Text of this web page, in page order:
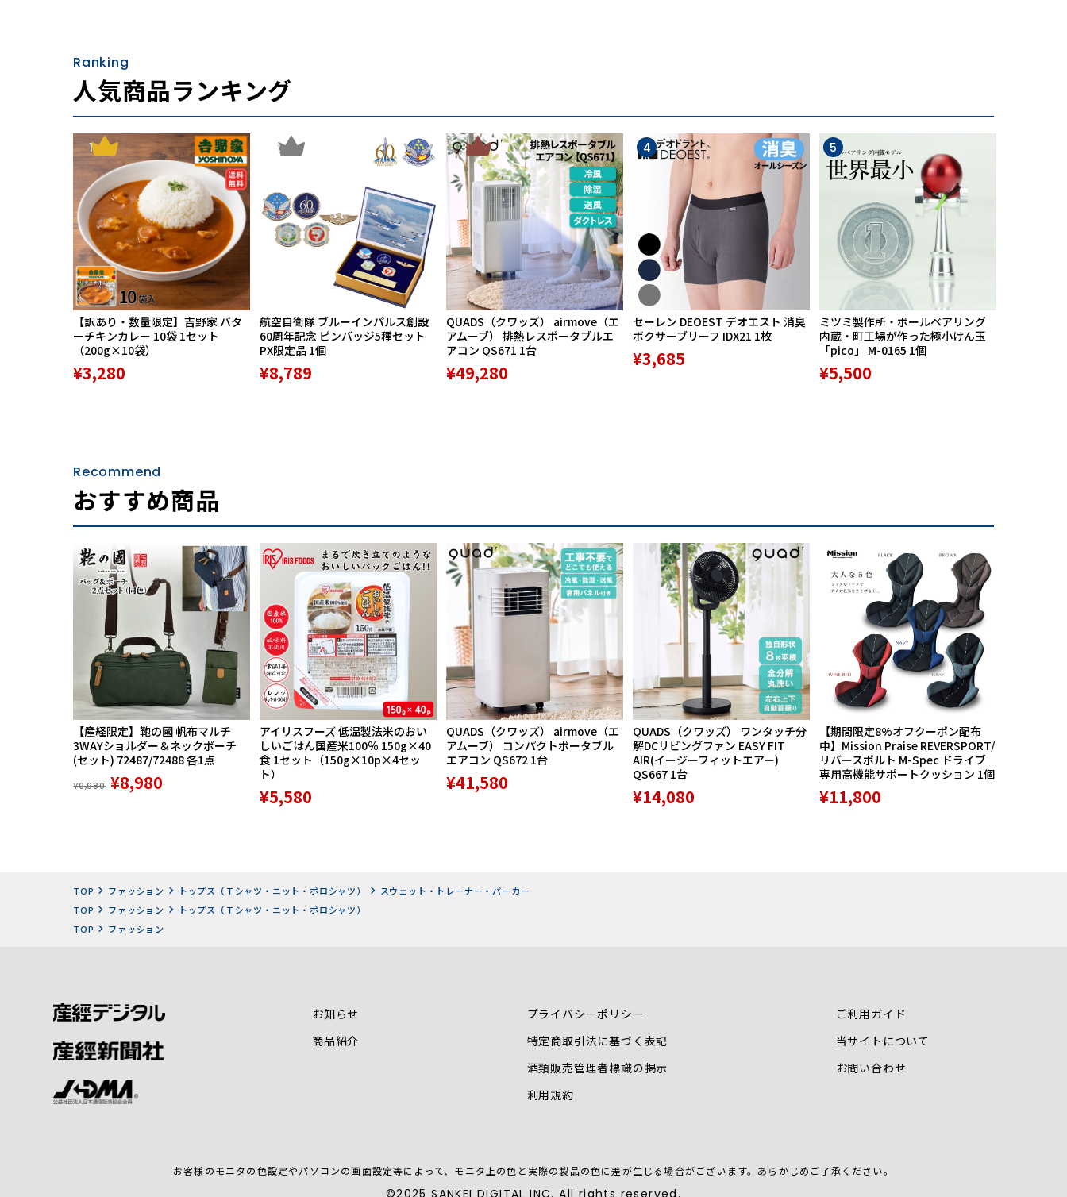
Ranking
人気商品ランキング
1
【訳あり・数量限定】吉野家 バタ
ーチキンカレー 10袋 1セット
（200g×10袋）
¥3,280
2
航空自衛隊 ブルーインパルス創設
60周年記念 ピンバッジ5種セット
PX限定品 1個
¥8,789
3
QUADS（クワッズ） airmove（エ
アムーブ） 排熱レスポータブルエ
アコン QS671 1台
¥49,280
4
セーレン DEOEST デオエスト 消臭
ボクサーブリーフ IDX21 1枚
¥3,685
5
ミツミ製作所・ボールベアリング
内蔵・町工場が作った極小けん玉
「pico」 M-0165 1個
¥5,500
Recommend
おすすめ商品
【産経限定】鞄の國 帆布マルチ
3WAYショルダー＆ネックポーチ
(セット) 72487/72488 各1点
¥9,980 ¥8,980
アイリスフーズ 低温製法米のおい
しいごはん国産米100％ 150g×40
食 1セット（150g×10p×4セッ
ト）
¥5,580
QUADS（クワッズ） airmove（エ
アムーブ） コンパクトポータブル
エアコン QS672 1台
¥41,580
QUADS（クワッズ） ワンタッチ分
解DCリビングファン EASY FIT
AIR(イージーフィットエアー)
QS667 1台
¥14,080
【期間限定8%オフクーポン配布
中】Mission Praise REVERSPORT/
リバースポルト M-Spec ドライブ
専用高機能サポートクッション 1個
¥11,800
TOP ファッション トップス（Ｔシャツ・ニット・ポロシャツ）
スウェット・トレーナー・パーカー
TOP
ファッション
トップス（Ｔシャツ・ニット・ポロシャツ）
TOP
ファッション
お知らせ
商品紹介
プライバシーポリシー
特定商取引法に基づく表記
酒類販売管理者標識の掲示
利用規約
ご利用ガイド
当サイトについて
お問い合わせ
お客様のモニタの色設定やパソコンの画面設定等によって、 モニタ上の色と実際の製品の色に差が生じる場合がございます。 あらかじめご了承ください。
©2025 SANKEI DIGITAL INC. All rights reserved.